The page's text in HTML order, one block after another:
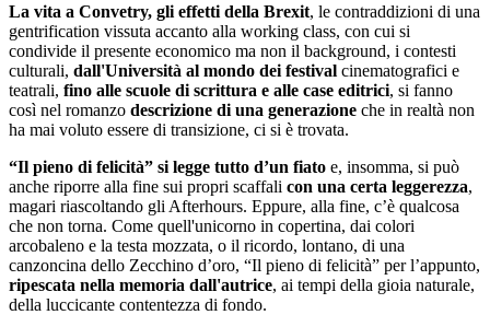
La vita a Convetry, gli effetti della Brexit, le contraddizioni di una
gentrification vissuta accanto alla working class, con cui si
condivide il presente economico ma non il background, i contesti
culturali, dall'Università al mondo dei festival cinematografici e
teatrali, fino alle scuole di scrittura e alle case editrici, si fanno
così nel romanzo descrizione di una generazione che in realtà non
ha mai voluto essere di transizione, ci si è trovata.
“Il pieno di felicità” si legge tutto d’un fiato e, insomma, si può
anche riporre alla fine sui propri scaffali con una certa leggerezza,
magari riascoltando gli Afterhours. Eppure, alla fine, c’è qualcosa
che non torna. Come quell'unicorno in copertina, dai colori
arcobaleno e la testa mozzata, o il ricordo, lontano, di una
canzoncina dello Zecchino d’oro, “Il pieno di felicità” per l’appunto,
ripescata nella memoria dall'autrice, ai tempi della gioia naturale,
della luccicante contentezza di fondo.